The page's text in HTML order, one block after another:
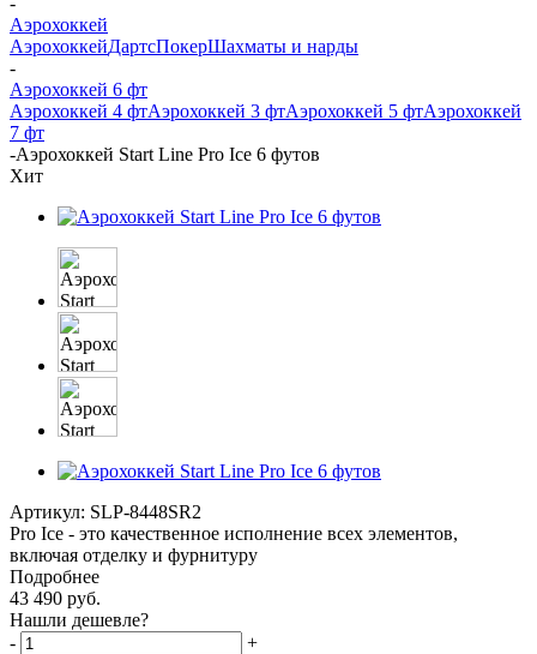
Аэрохоккей
АэрохоккейДартсПокерШахматы и нарды
-
Аэрохоккей 6 фт
Аэрохоккей 4 фтАэрохоккей 3 фтАэрохоккей 5 фтАэрохоккей
7 фт
-Аэрохоккей Start Line Pro Ice 6 футов
Хит
Артикул: SLP-8448SR2
Pro Ice - это качественное исполнение всех элементов,
включая отделку и фурнитуру
Подробнее
43 490 руб.
Нашли дешевле?
-
+